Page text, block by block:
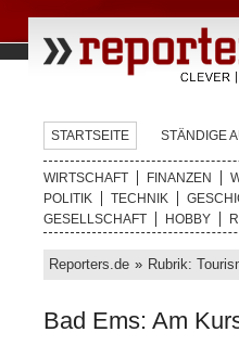
STARTSEITE STÄNDIGE
WIRTSCHAFT FINANZEN
POLITIK
TECHNIK
GESELLSCHAFT
HOBBY
Reporters.de » Rubrik:
Bad Ems: Am